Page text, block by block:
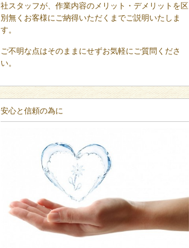
社スタッフが、作業内容のメリット・デメリットを区
別無くお客様にご納得いただくまでご説明いたしま
す。
ご不明な点はそのままにせずお気軽にご質問くださ
い。
安心と信頼の為に